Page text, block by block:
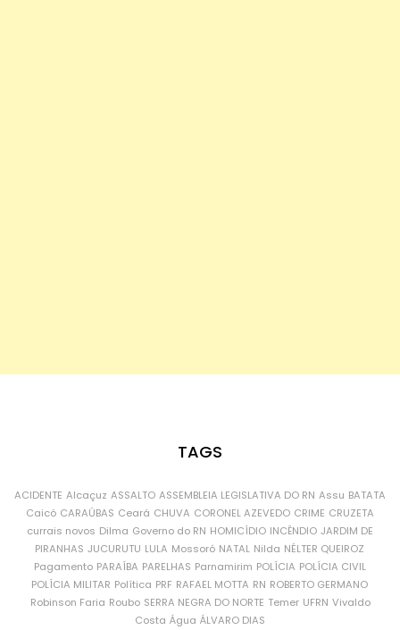
TAGS
ACIDENTE Alcaçuz ASSALTO ASSEMBLEIA LEGISLATIVA DO RN Assu BATATA
Caicó CARAÚBAS Ceará CHUVA CORONEL AZEVEDO CRIME CRUZETA
currais novos Dilma Governo do RN HOMICÍDIO INCÊNDIO JARDIM DE
PIRANHAS JUCURUTU LULA Mossoró NATAL Nilda NÉLTER QUEIROZ
Pagamento PARAÍBA PARELHAS Parnamirim POLÍCIA POLÍCIA CIVIL
POLÍCIA MILITAR Política PRF RAFAEL MOTTA RN ROBERTO GERMANO
Robinson Faria Roubo SERRA NEGRA DO NORTE Temer UFRN Vivaldo
Costa Água ÁLVARO DIAS